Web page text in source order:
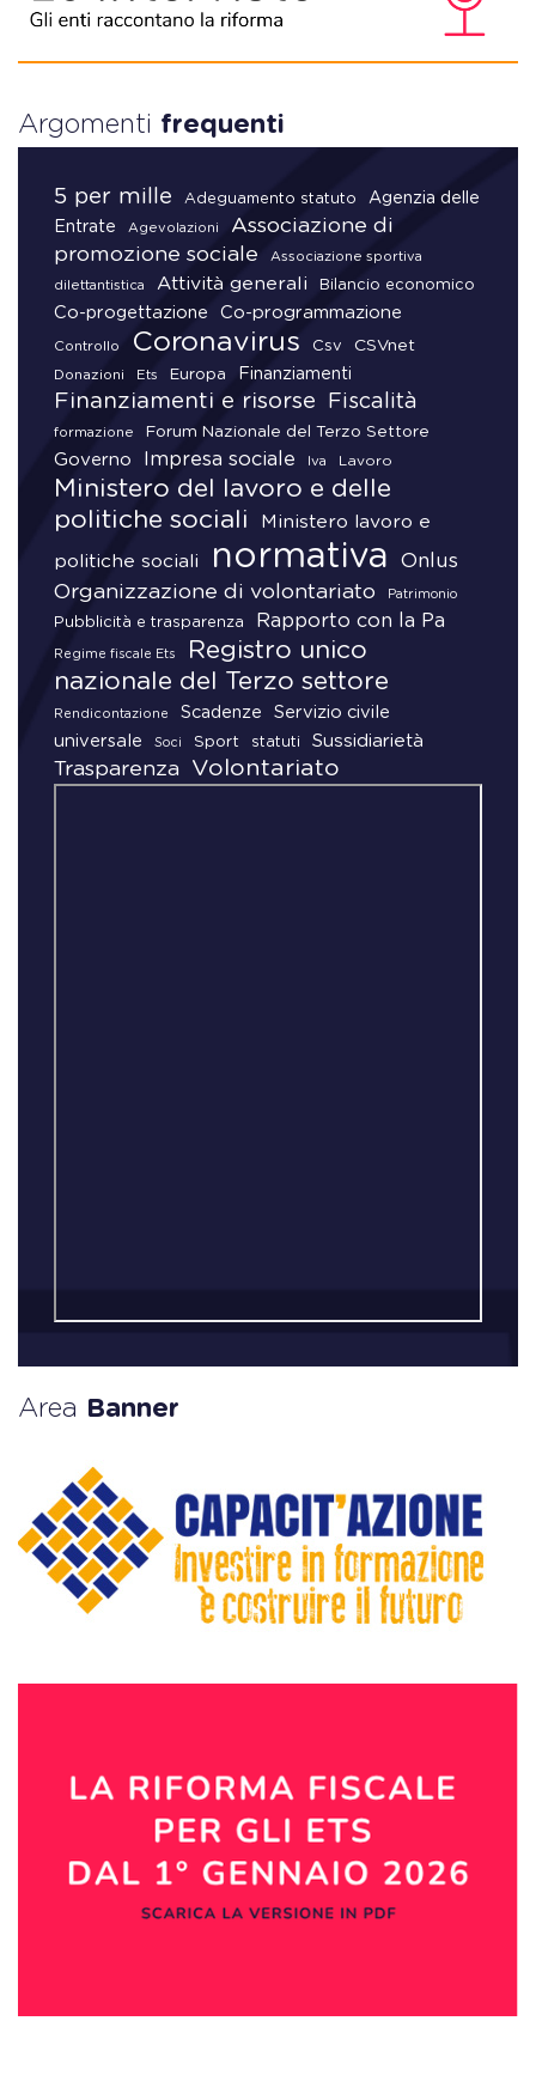
Argomenti frequenti
5 per mille Adeguamento statuto
Agenzia delle
Entrate
Agevolazioni
Associazione di
promozione sociale
Associazione sportiva
dilettantistica Attività generali Bilancio economico
Co-progettazione Co-programmazione
Controllo Coronavirus Csv CSVnet
Donazioni Ets Europa Finanziamenti
Finanziamenti e risorse Fiscalità
formazione Forum Nazionale del Terzo Settore
Governo Impresa sociale Iva Lavoro
Ministero del lavoro e delle
politiche sociali
Ministero lavoro e
politiche sociali normativa Onlus
Organizzazione di volontariato Patrimonio
Pubblicità e trasparenza Rapporto con la Pa
Regime fiscale Ets
Registro unico
nazionale del Terzo settore
Rendicontazione Scadenze
Servizio civile
universale
Soci Sport statuti Sussidiarietà
Trasparenza Volontariato
Area Banner